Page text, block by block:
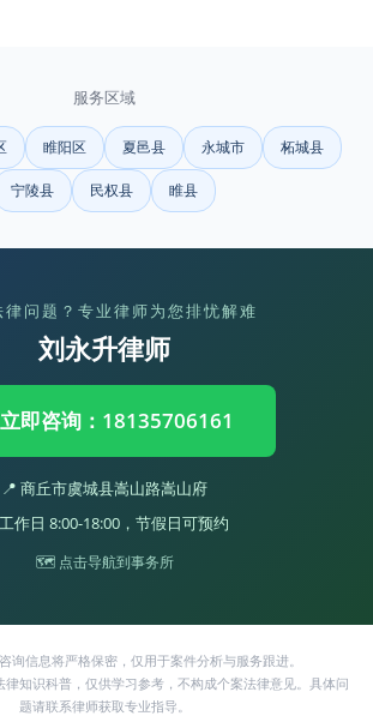
服务区域
睢阳区 夏邑县 永城市 柘城县
宁陵县 民权县 睢县
律问题？专业律师为您排忧解难
刘永升律师
即咨询：18135706161
📍 商丘市虞城县嵩山路嵩山府
作日 8:00-18:00，节假日可预约
🗺️ 点击导航到事务所
询信息将严格保密，仅用于案件分析与服务跟进。
律知识科普，仅供学习参考，不构成个案法律意见。具体问
题请联系律师获取专业指导。